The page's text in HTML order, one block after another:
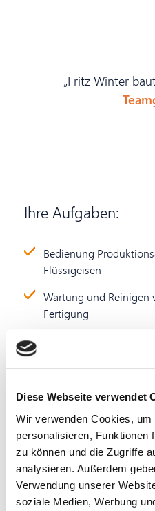
Diese Webseite verwendet
Wir verwenden Cookies,
personalisieren, Funktionen
zu können und die Zugriffe
analysieren. Außerdem
Verwendung unserer
soziale Medien, Werbung
„Fritz Winter
Ihre Aufgaben:
Bedienung
Flüssigeisen
Wartung und Reinigen
Fertigung
Herstellung und
komplexen Gussteile
Ihr Profil: